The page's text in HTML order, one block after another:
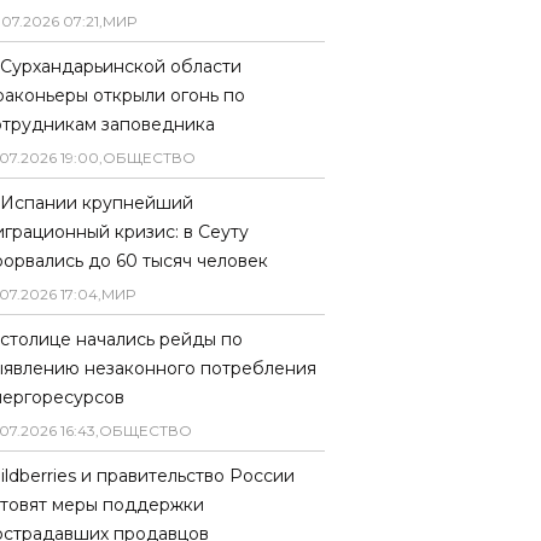
07.2026 07:21,МИР
области
открыли огонь по
заповедника
07.2026 19:00,ОБЩЕСТВО
крупнейший
кризис: в Сеуту
до 60 тысяч человек
07.2026 17:04,МИР
начались рейды по
незаконного потребления
07.2026 16:43,ОБЩЕСТВО
и правительство России
меры поддержки
продавцов